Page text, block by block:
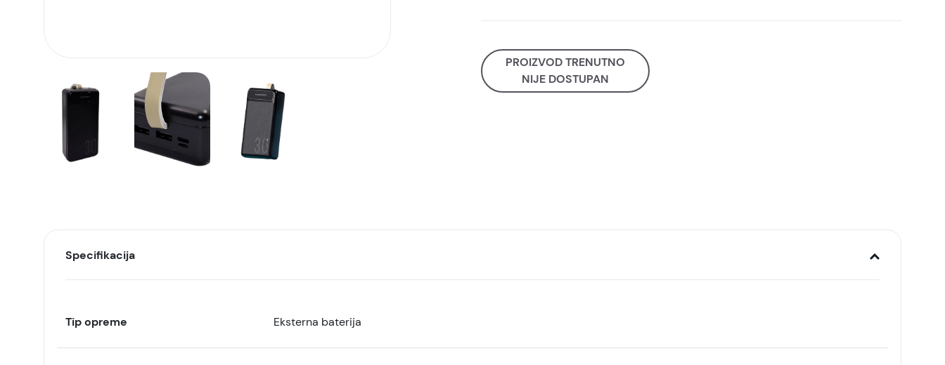
PROIZVOD TRENUTNO
NIJE DOSTUPAN
Specifikacija
Tip opreme Eksterna baterija